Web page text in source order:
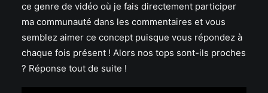
ce genre de vidéo où je fais directement participer
ma communauté dans les commentaires et vous
semblez aimer ce concept puisque vous répondez à
chaque fois présent ! Alors nos tops sont-ils proches
? Réponse tout de suite !